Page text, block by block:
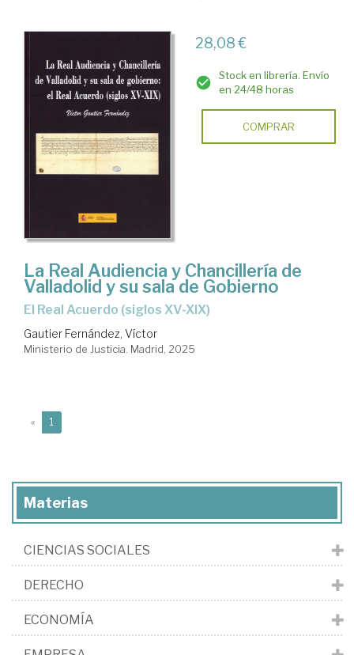
28,08 €
Stock en librería. Envío
en 24/48 horas
COMPRAR
La Real Audiencia y Chancillería de
Valladolid y su sala de Gobierno
el Real Acuerdo (siglos XV-XIX)
Gautier Fernández, Víctor
Ministerio de Justicia. Madrid, 2025
« 1
Materias
CIENCIAS SOCIALES
DERECHO
ECONOMÍA